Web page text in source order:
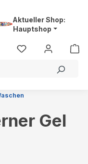
Aktueller Shop:
Hauptshop
Gel